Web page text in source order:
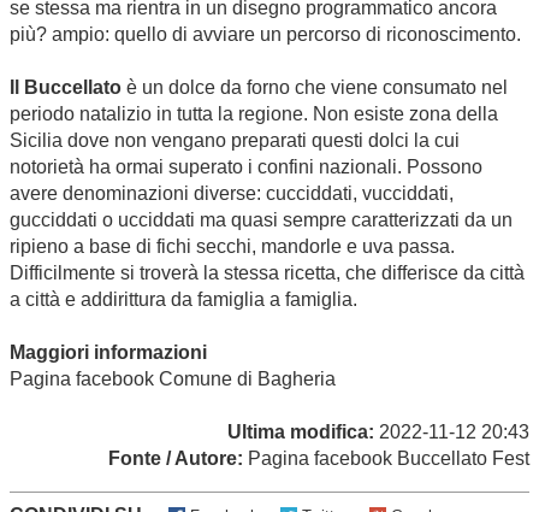
se stessa ma rientra in un disegno programmatico ancora
più? ampio: quello di avviare un percorso di riconoscimento.
Il Buccellato è un dolce da forno che viene consumato nel
periodo natalizio in tutta la regione. Non esiste zona della
Sicilia dove non vengano preparati questi dolci la cui
notorietà ha ormai superato i confini nazionali. Possono
avere denominazioni diverse: cucciddati, vucciddati,
gucciddati o ucciddati ma quasi sempre caratterizzati da un
ripieno a base di fichi secchi, mandorle e uva passa.
Difficilmente si troverà la stessa ricetta, che differisce da città
a città e addirittura da famiglia a famiglia.
Maggiori informazioni
Pagina facebook Comune di Bagheria
Ultima modifica: 2022-11-12 20:43
Fonte / Autore: Pagina facebook Buccellato Fest